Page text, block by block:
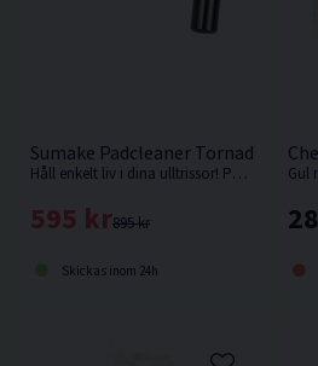
Sumake Padcleaner Tornado
Håll enkelt liv i dina ulltrissor! Pocket blow gun padcleaner. Låt inte storleken avskräcka dig, Den är väldigt kraftfull trots sin nätta storlek.
895 kr
595 kr
Skickas inom 24h